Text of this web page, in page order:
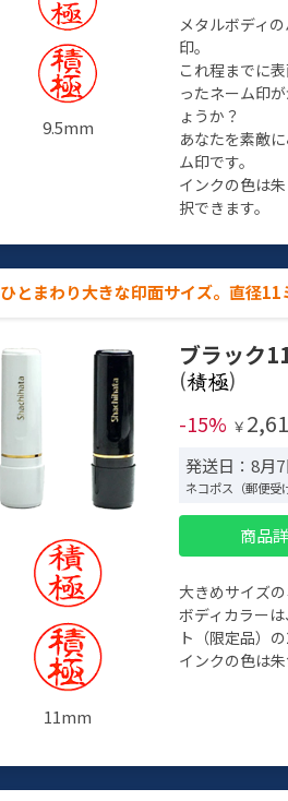
9.5mm
メタルボディ
印。
これ程までに
ったネーム印
ょうか？
あなたを素敵
ム印です。
インクの色は
択できます。
ひとまわり大きな印面サイズ。直径11
11mm
ブラック
(
)
-15% ￥
発送日：8月
ネコポス（郵便受
商品
大きめサイズの
ボディカラー
ト（限定品）
インクの色は朱